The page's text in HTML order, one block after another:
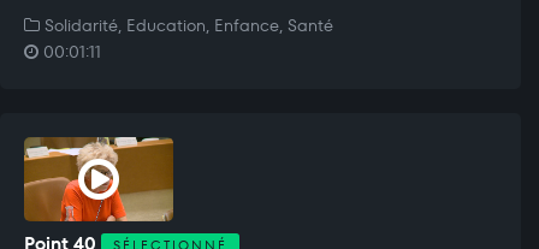
Solidarité, Education, Enfance, Santé
00:01:11
Point 40